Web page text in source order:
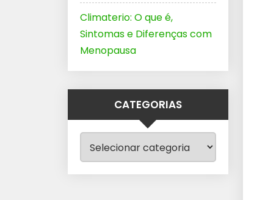
Climaterio: O que é,
Sintomas e Diferenças com
Menopausa
CATEGORIAS